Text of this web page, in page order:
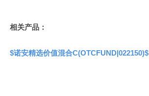
相关产品：
$诺安精选价值混合C(OTCFUND|022150)$